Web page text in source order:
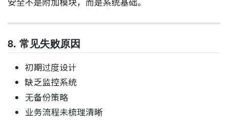
8. 常见失败原因
初期过度设计
缺乏监控系统
无备份策略
业务流程未梳理清晰